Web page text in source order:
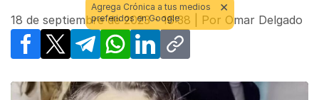
18 de septiembre de 2023 - 16:38 | Por Omar Delgado
Facebook
X TelegramWhatsApp
LinkedInCopy link